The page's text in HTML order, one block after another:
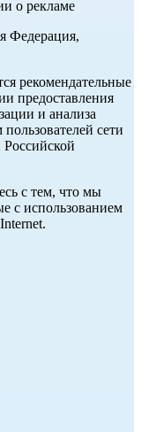
о рекламе
Федерация,
рекомендательные
предоставления
и анализа
сети
с тем, что мы
с использованием